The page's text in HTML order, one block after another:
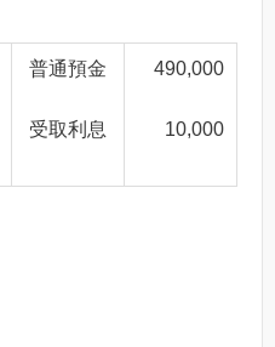
普通預金
受取利息
490,000
10,000